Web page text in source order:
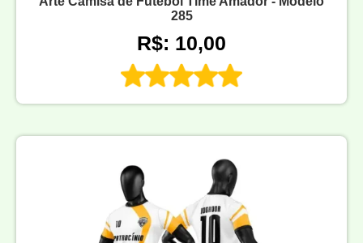
285
R$: 10,00